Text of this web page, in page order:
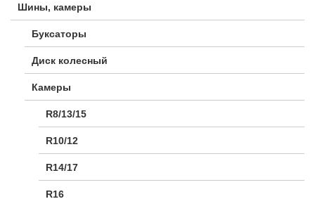
Шины, камеры
Буксаторы
Диск колесный
Камеры
R8/13/15
R10/12
R14/17
R16